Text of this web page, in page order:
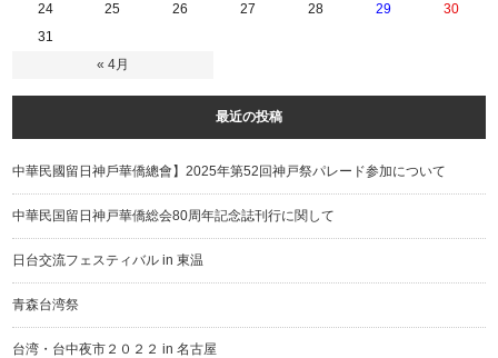
« 4月
24
25 26 27 28 29
30
31
最近の投稿
中華民國留日神戶華僑總會】2025年第52回神戸祭パレード参加について
中華民国留日神戸華僑総会80周年記念誌刊行に関して
日台交流フェスティバル in 東温
青森台湾祭
台湾・台中夜市２０２２ in 名古屋